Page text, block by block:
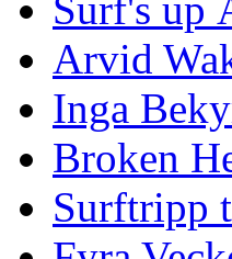
Arvid
Inga
Broken
Surftripp